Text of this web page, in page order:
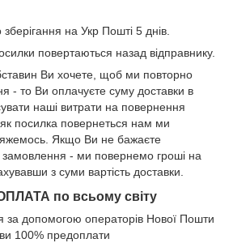
на Укр Пошті 5 днів.
повертаються назад відправнику.
Ви хочете, щоб ми повторно
- то Ви оплачуєте суму доставки в
наші витрати на повернення
посилка повернеться нам ми
Якщо Ви не бажаєте
- ми повернемо гроші на
з суми вартість доставки.
по всьому світу
за допомогою операторів Нової Пошти
100% предоплати